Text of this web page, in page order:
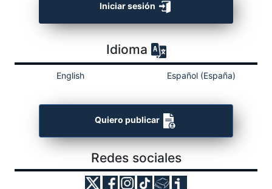
Iniciar sesión
Idioma
English Español (España)
Quiero publicar
Redes sociales